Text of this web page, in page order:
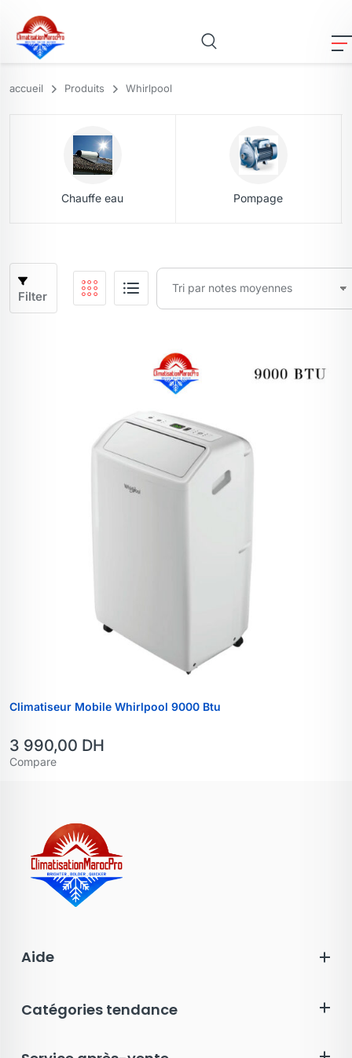
accueil Produits Whirlpool
Chauffe eau Pompage
Filter
Climatiseur Mobile Whirlpool 9000 Btu
3 990,00 DH
Compare
Aide
Catégories tendance